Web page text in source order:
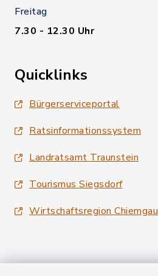
Freitag
7.30 - 12.30 Uhr
Quicklinks
Bürgerserviceportal
Ratsinformationssystem
Landratsamt Traunstein
Tourismus Siegsdorf
Wirtschaftsregion Chiemgau